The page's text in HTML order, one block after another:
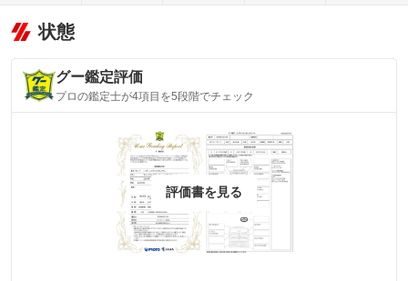
状態
グー鑑定評価
プロの鑑定士が4項目を5段階でチェック
評価書を見る